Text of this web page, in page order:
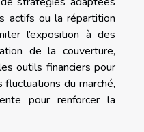
actifs ou la répartition
l’exposition à des
de la couverture,
outils financiers pour
du marché,
pour renforcer la